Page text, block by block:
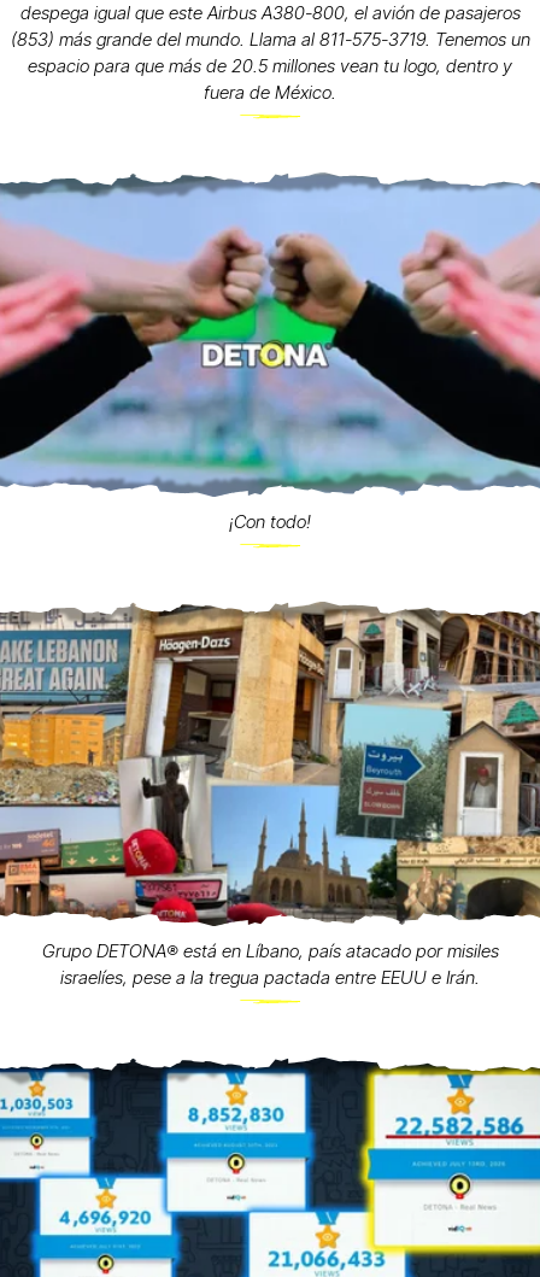
despega igual que este Airbus A380-800, el avión de pasajeros
(853) más grande del mundo. Llama al 811-575-3719. Tenemos un
espacio para que más de 20.5 millones vean tu logo, dentro y
fuera de México.
¡Con todo!
Grupo DETONA®️ está en Líbano, país atacado por misiles
israelíes, pese a la tregua pactada entre EEUU e Irán.